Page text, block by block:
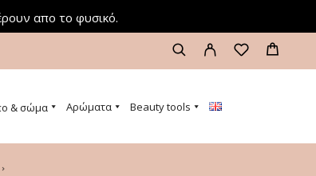
απο το φυσικό.
& σώμα Αρώματα Beauty tools